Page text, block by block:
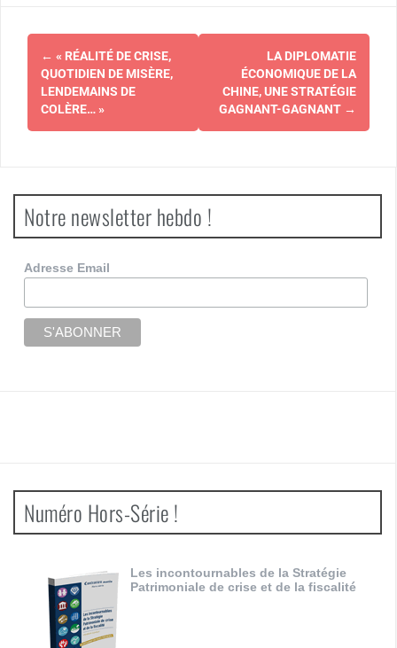
Navigation
d'article
← « RÉALITÉ DE CRISE,
QUOTIDIEN DE MISÈRE,
LENDEMAINS DE
COLÈRE… »
LA DIPLOMATIE
ÉCONOMIQUE DE LA
CHINE, UNE STRATÉGIE
GAGNANT-GAGNANT →
Notre newsletter hebdo !
Adresse Email
Numéro Hors-Série !
Les incontournables de la Stratégie
Patrimoniale de crise et de la fiscalité